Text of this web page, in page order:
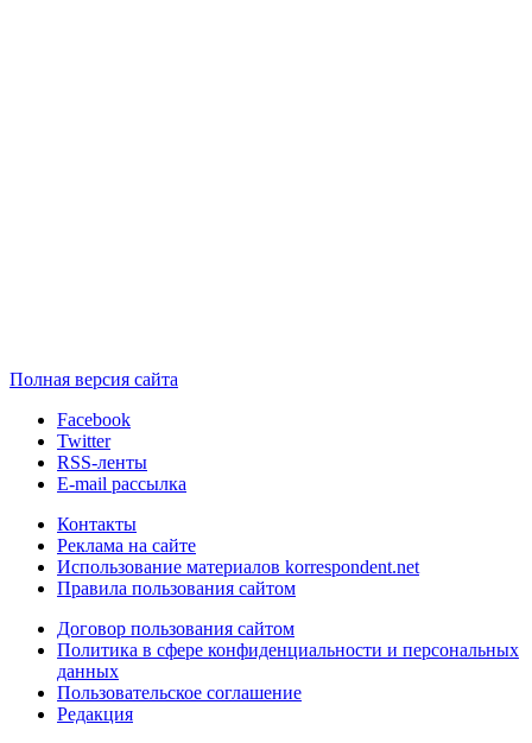
Полная версия сайта
Facebook
Twitter
RSS-ленты
E-mail рассылка
Контакты
Реклама на сайте
Использование материалов korrespondent.net
Правила пользования сайтом
Договор пользования сайтом
Политика в сфере конфиденциальности и персональных
данных
Пользовательское соглашение
Редакция